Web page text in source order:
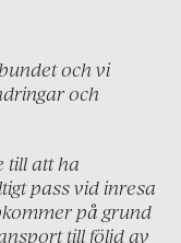
och vi
och
till att ha
pass vid inresa
på grund
till följd av